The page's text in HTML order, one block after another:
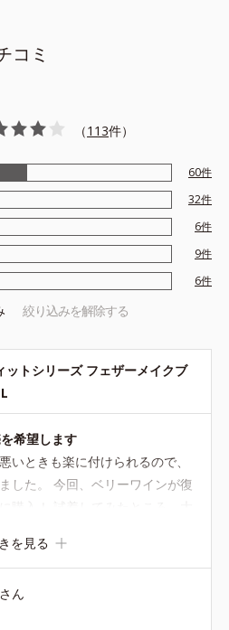
コミ
（113件）
60件
32件
6件
9件
6件
絞り込みを解除する
ットシリーズ フェザーメイクブ
希望します
いときも楽に付けられるので、
した。 今回、ベリーワインが復
えてくれる感じが大好き！ あま
ガントな感じだったらセットで
インには深めの色が合うと思う
を見る
ん